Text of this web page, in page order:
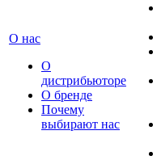
О нас
О
дистрибьюторе
О бренде
Почему
выбирают нас